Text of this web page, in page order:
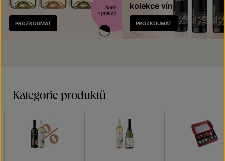
Nově
v prodeji
PROZKOUMAT
kolekce vín
PROZKOUMAT
Kategorie produktů